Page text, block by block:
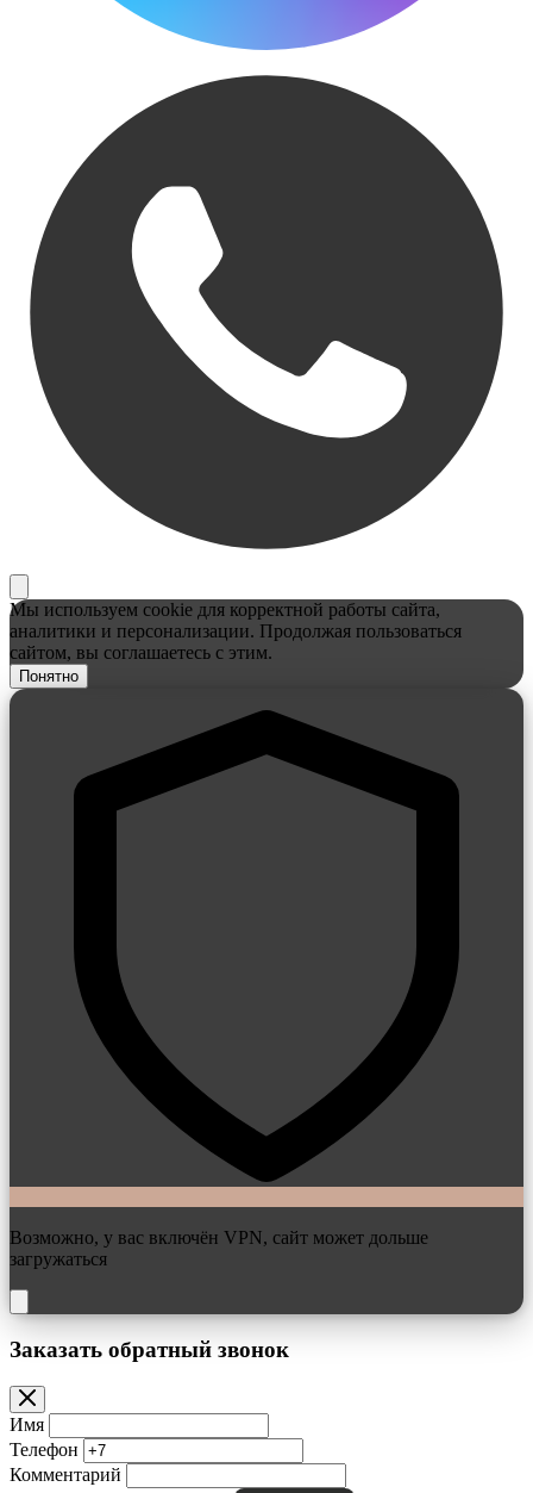
Мы используем cookie для корректной работы сайта,
аналитики и персонализации. Продолжая пользоваться
сайтом, вы соглашаетесь с этим.
Понятно
Возможно, у вас включён VPN, сайт может дольше
загружаться
Заказать обратный звонок
Имя
Телефон
Комментарий